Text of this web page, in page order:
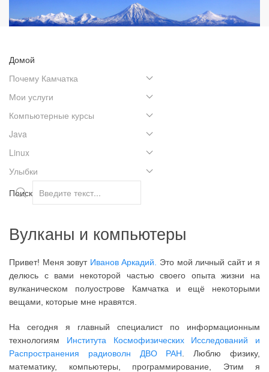
Вулканы и компьютеры
Привет! Меня зовут Иванов Аркадий.
Это мой личный сайт и я
делюсь с вами некоторой частью своего опыта жизни на
вулканическом полуострове Камчатка и ещё некоторыми
вещами, которые мне нравятся.
На сегодня я главный специалист по информационным
технологиям Института Космофизических Исследований и
Распространения радиоволн ДВО РАН . Люблю физику,
математику, компьютеры, программирование, Этим я
Домой
Почему Камчатка
Мои услуги
Компьютерные курсы
Java
Linux
Улыбки
Поиск